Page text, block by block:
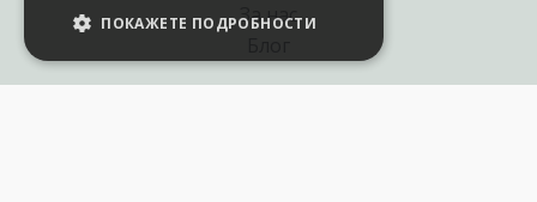
За нас
ПОКАЖЕТЕ ПОДРОБНОСТИ